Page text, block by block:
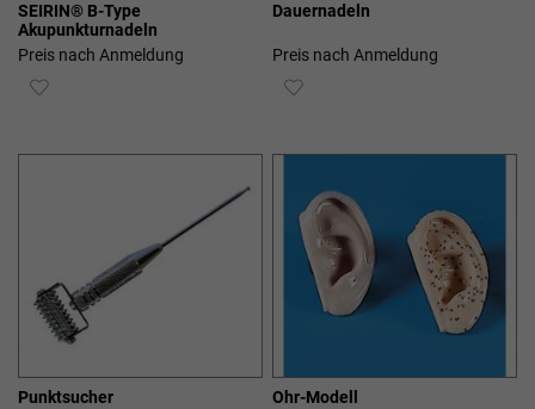
SEIRIN® B-Type
Akupunkturnadeln
Preis nach Anmeldung
ZUR
Dauernadeln
Preis nach Anmeldung
ZUR
Punktsucher Ohr-Modell